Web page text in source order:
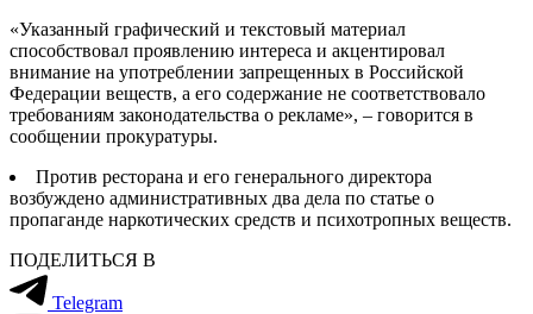
«Указанный графический и текстовый материал
способствовал проявлению интереса и акцентировал
внимание на употреблении запрещенных в Российской
Федерации веществ, а его содержание не соответствовало
требованиям законодательства о рекламе», – говорится в
сообщении прокуратуры.
Против ресторана и его генерального директора
возбуждено административных два дела по статье о
пропаганде наркотических средств и психотропных веществ.
ПОДЕЛИТЬСЯ В
Telegram